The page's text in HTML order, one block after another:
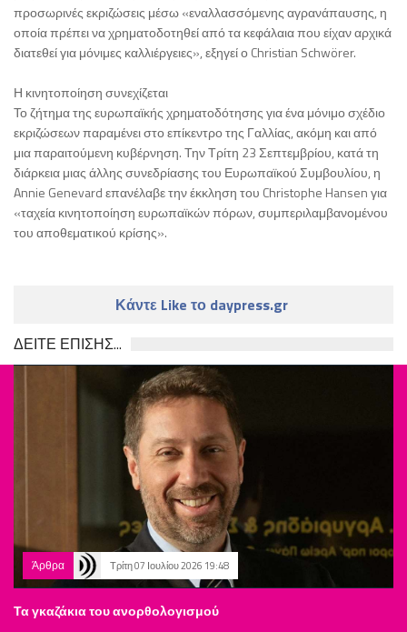
προσωρινές εκριζώσεις μέσω «εναλλασσόμενης αγρανάπαυσης, η
οποία πρέπει να χρηματοδοτηθεί από τα κεφάλαια που είχαν αρχικά
διατεθεί για μόνιμες καλλιέργειες», εξηγεί ο Christian Schwörer.
Η κινητοποίηση συνεχίζεται
Το ζήτημα της ευρωπαϊκής χρηματοδότησης για ένα μόνιμο σχέδιο
εκριζώσεων παραμένει στο επίκεντρο της Γαλλίας, ακόμη και από
μια παραιτούμενη κυβέρνηση. Την Τρίτη 23 Σεπτεμβρίου, κατά τη
διάρκεια μιας άλλης συνεδρίασης του Ευρωπαϊκού Συμβουλίου, η
Annie Genevard επανέλαβε την έκκληση του Christophe Hansen για
«ταχεία κινητοποίηση ευρωπαϊκών πόρων, συμπεριλαμβανομένου
του αποθεματικού κρίσης».
Κάντε Like το daypress.gr
ΔΕΙΤΕ ΕΠΙΣΗΣ...
Άρθρα Τρίτη 07 Ιουλίου 2026 19:48
Τα γκαζάκια του ανορθολογισμού